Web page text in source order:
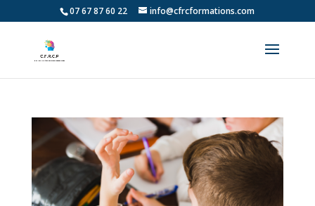
07 67 87 60 22 info@cfrcformations.com